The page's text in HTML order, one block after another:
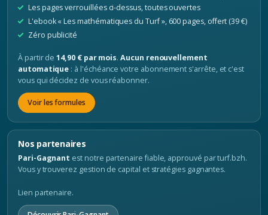
Les pages verrouillées ci-dessus, toutes ouvertes
L'ebook « Les mathématiques du Turf », 600 pages, offert (39 €)
Zéro publicité
À partir de14,90 € par mois.Aucun renouvellement
automatique : à l'échéance votre abonnement s'arrête, et c'est
vous qui décidez de vous réabonner.
Voir les formules
Nos partenaires
Pari-Gagnant est notre partenaire fiable, approuvé par turf.bzh.
Vous y trouverez gestion de capital et stratégies gagnantes.
Lien partenaire.